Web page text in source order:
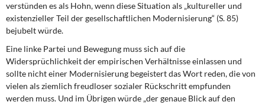
verstünden es als Hohn, wenn diese Situation als „kultureller und
existenzieller Teil der gesellschaftlichen Modernisierung“ (S. 85)
bejubelt würde.
Eine linke Partei und Bewegung muss sich auf die
Widersprüchlichkeit der empirischen Verhältnisse einlassen und
sollte nicht einer Modernisierung begeistert das Wort reden, die von
vielen als ziemlich freudloser sozialer Rückschritt empfunden
werden muss. Und im Übrigen würde „der genaue Blick auf den